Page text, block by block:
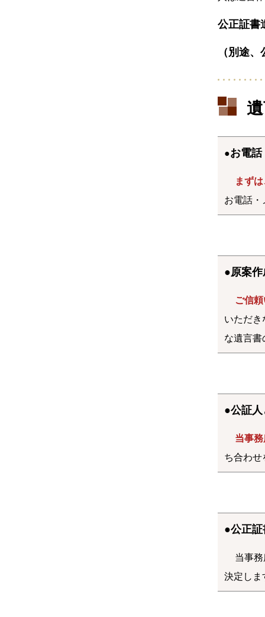
公正証
（別途
●お電
まず
お電話
●原案
ご信
いただ
な遺言
●公証
当事
ち合わせ
●公正
当事
決定しま